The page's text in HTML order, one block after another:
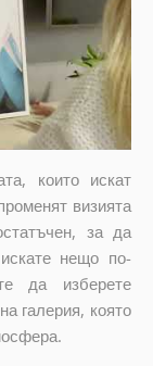
които искат
визията
за да
нещо по-
да изберете
галерия, която